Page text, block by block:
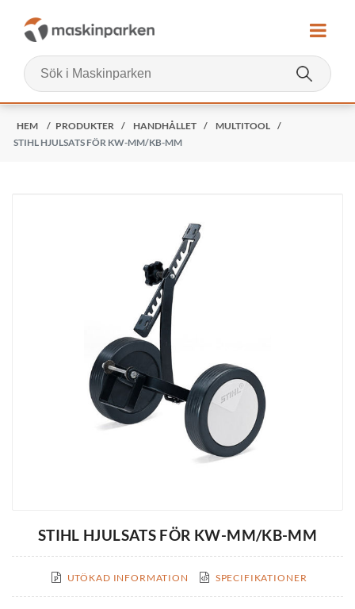
HEM / PRODUKTER / HANDHÅLLET / MULTITOOL /
STIHL HJULSATS FÖR KW-MM/KB-MM
STIHL HJULSATS FÖR KW-MM/KB-MM
UTÖKAD INFORMATION SPECIFIKATIONER